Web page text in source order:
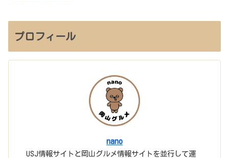
プロフィール
nano
USJ情報サイトと岡山グルメ情報サイトを並行して運